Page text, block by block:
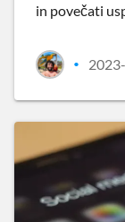
in povečati
•